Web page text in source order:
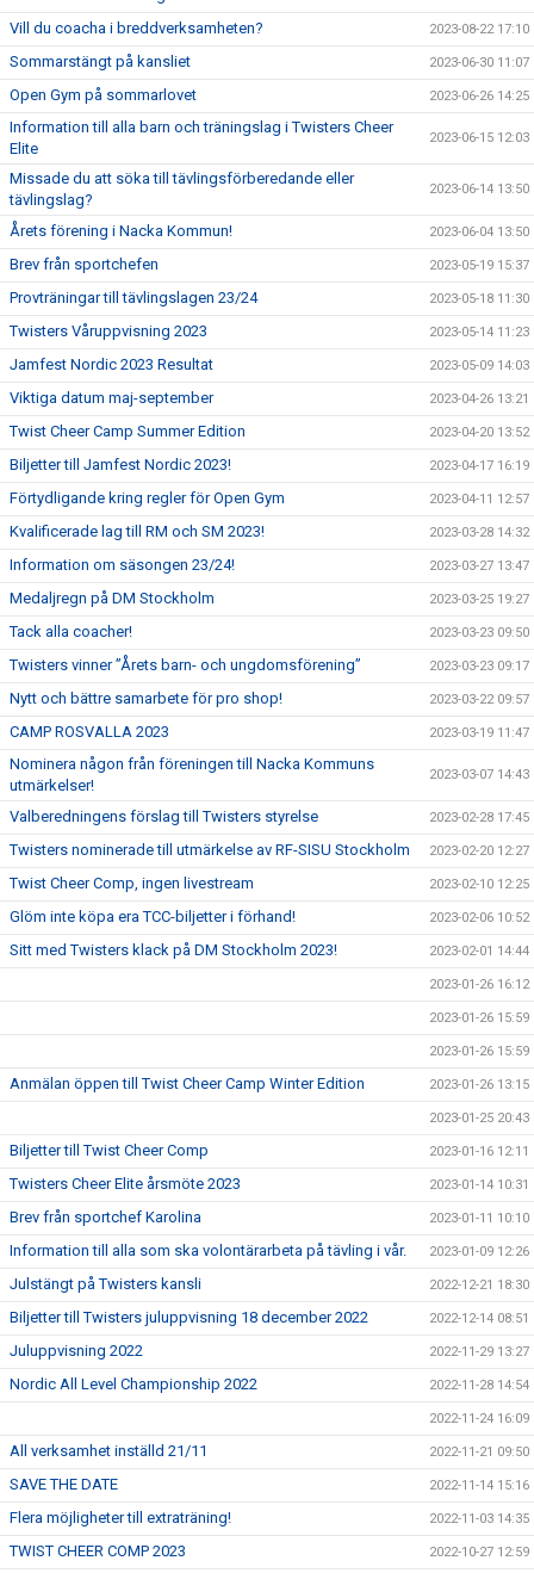
Vill du coacha i breddverksamheten? 2023-08-22 17:10
Sommarstängt på kansliet 2023-06-30 11:07
Open Gym på sommarlovet 2023-06-26 14:25
Information till alla barn och träningslag i Twisters Cheer
Elite
2023-06-15 12:03
Missade du att söka till tävlingsförberedande eller
tävlingslag?
2023-06-14 13:50
Årets förening i Nacka Kommun! 2023-06-04 13:50
Brev från sportchefen 2023-05-19 15:37
Provträningar till tävlingslagen 23/24 2023-05-18 11:30
Twisters Våruppvisning 2023 2023-05-14 11:23
Jamfest Nordic 2023 Resultat 2023-05-09 14:03
Viktiga datum maj-september 2023-04-26 13:21
Twist Cheer Camp Summer Edition 2023-04-20 13:52
Biljetter till Jamfest Nordic 2023! 2023-04-17 16:19
Förtydligande kring regler för Open Gym 2023-04-11 12:57
Kvalificerade lag till RM och SM 2023! 2023-03-28 14:32
Information om säsongen 23/24! 2023-03-27 13:47
Medaljregn på DM Stockholm 2023-03-25 19:27
Tack alla coacher! 2023-03-23 09:50
Twisters vinner ”Årets barn- och ungdomsförening” 2023-03-23 09:17
Nytt och bättre samarbete för pro shop! 2023-03-22 09:57
CAMP ROSVALLA 2023 2023-03-19 11:47
Nominera någon från föreningen till Nacka Kommuns
utmärkelser!
2023-03-07 14:43
Valberedningens förslag till Twisters styrelse 2023-02-28 17:45
Twisters nominerade till utmärkelse av RF-SISU Stockholm 2023-02-20 12:27
Twist Cheer Comp, ingen livestream 2023-02-10 12:25
Glöm inte köpa era TCC-biljetter i förhand! 2023-02-06 10:52
Sitt med Twisters klack på DM Stockholm 2023! 2023-02-01 14:44
2023-01-26 16:12
2023-01-26 15:59
2023-01-26 15:59
Anmälan öppen till Twist Cheer Camp Winter Edition 2023-01-26 13:15
2023-01-25 20:43
Biljetter till Twist Cheer Comp 2023-01-16 12:11
Twisters Cheer Elite årsmöte 2023 2023-01-14 10:31
Brev från sportchef Karolina 2023-01-11 10:10
Information till alla som ska volontärarbeta på tävling i vår. 2023-01-09 12:26
Julstängt på Twisters kansli 2022-12-21 18:30
Biljetter till Twisters juluppvisning 18 december 2022 2022-12-14 08:51
Juluppvisning 2022 2022-11-29 13:27
Nordic All Level Championship 2022 2022-11-28 14:54
2022-11-24 16:09
All verksamhet inställd 21/11 2022-11-21 09:50
SAVE THE DATE 2022-11-14 15:16
Flera möjligheter till extraträning! 2022-11-03 14:35
TWIST CHEER COMP 2023 2022-10-27 12:59